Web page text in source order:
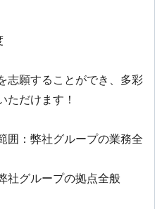
願することができ、多彩
ただけます！
囲：弊社グループの業務全
社グループの拠点全般